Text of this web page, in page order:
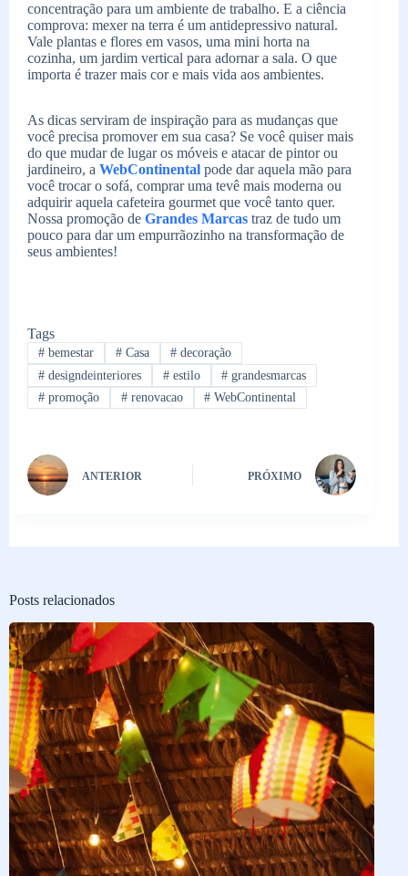
concentração para um ambiente de trabalho. E a ciência
comprova: mexer na terra é um antidepressivo natural.
Vale plantas e flores em vasos, uma mini horta na
cozinha, um jardim vertical para adornar a sala. O que
importa é trazer mais cor e mais vida aos ambientes.
As dicas serviram de inspiração para as mudanças que
você precisa promover em sua casa? Se você quiser mais
do que mudar de lugar os móveis e atacar de pintor ou
jardineiro, a WebContinental pode dar aquela mão para
você trocar o sofá, comprar uma tevê mais moderna ou
adquirir aquela cafeteira gourmet que você tanto quer.
Nossa promoção de Grandes Marcas traz de tudo um
pouco para dar um empurrãozinho na transformação de
seus ambientes!
Tags
#bemestar #Casa # decoração
#designdeinteriores #estilo # grandesmarcas
#promoção #renovacao # WebContinental
ANTERIOR PRÓXIMO
Posts relacionados